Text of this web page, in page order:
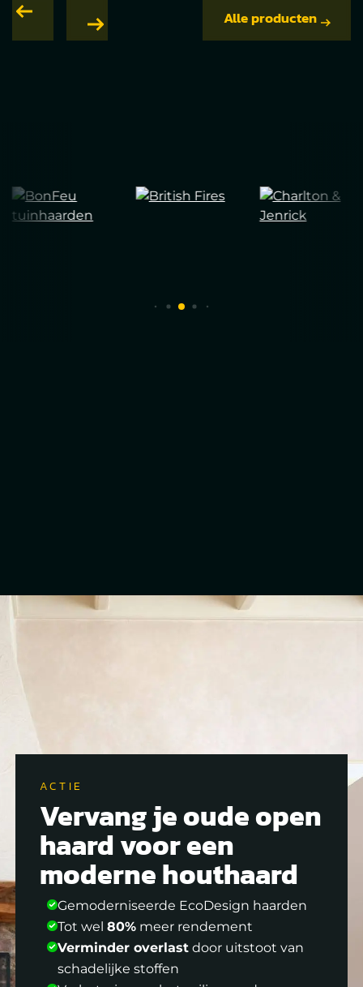
Alle producten
ACTIE
Vervang je oude open
haard voor een
moderne houthaard
Gemoderniseerde EcoDesign haarden
Tot wel 80%meer rendement
Verminder overlastdoor uitstoot van
schadelijke stoffen